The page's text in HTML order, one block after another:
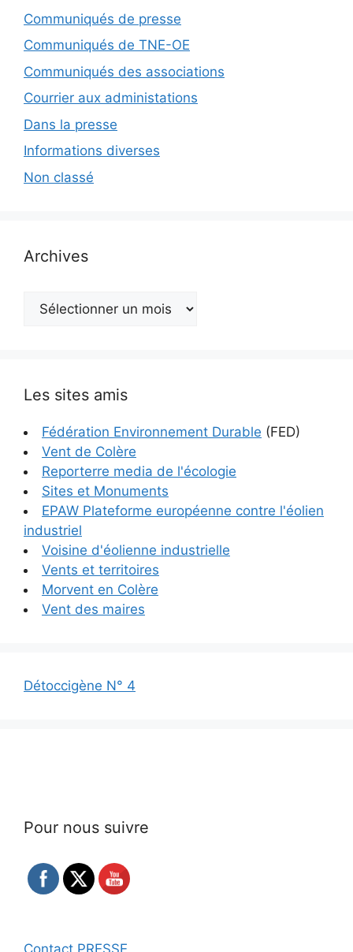
Communiqués de presse
Communiqués de TNE-OE
Communiqués des associations
Courrier aux administations
Dans la presse
Informations diverses
Non classé
Archives
Archives
Les sites amis
Fédération Environnement Durable (FED)
Vent de Colère
Reporterre media de l'écologie
Sites et Monuments
EPAW Plateforme européenne contre l'éolien
industriel
Voisine d'éolienne industrielle
Vents et territoires
Morvent en Colère
Vent des maires
Détoccigène N° 4
Pour nous suivre
Contact PRESSE